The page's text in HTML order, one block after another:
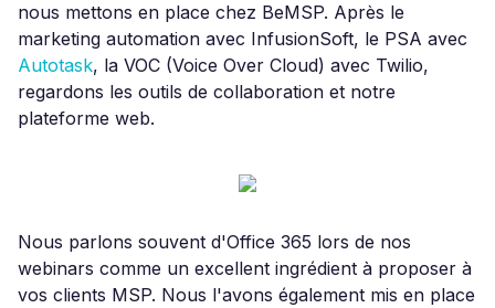
nous mettons en place chez BeMSP. Après le
marketing automation avec InfusionSoft, le PSA avec
Autotask, la VOC (Voice Over Cloud) avec Twilio,
regardons les outils de collaboration et notre
plateforme web.
Nous parlons souvent d'Office 365 lors de nos
webinars comme un excellent ingrédient à proposer à
vos clients MSP. Nous l'avons également mis en place